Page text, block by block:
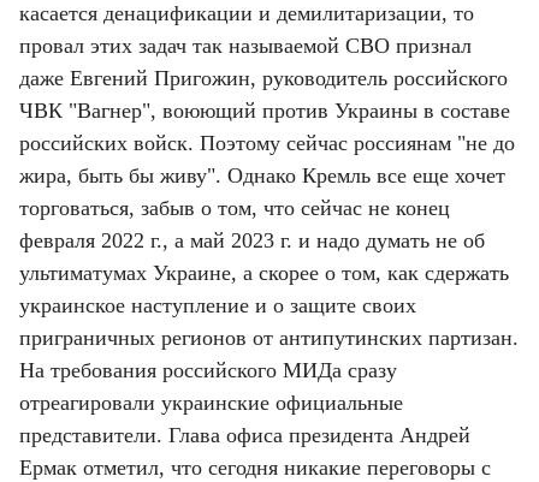
касается денацификации и демилитаризации, то
провал этих задач так называемой СВО признал
даже Евгений Пригожин, руководитель российского
ЧВК "Вагнер", воюющий против Украины в составе
российских войск. Поэтому сейчас россиянам "не до
жира, быть бы живу". Однако Кремль все еще хочет
торговаться, забыв о том, что сейчас не конец
февраля 2022 г., а май 2023 г. и надо думать не об
ультиматумах Украине, а скорее о том, как сдержать
украинское наступление и о защите своих
приграничных регионов от антипутинских партизан.
На требования российского МИДа сразу
отреагировали украинские официальные
представители. Глава офиса президента Андрей
Ермак отметил, что сегодня никакие переговоры с